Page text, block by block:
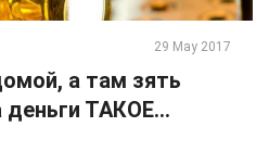
29 May 2017
а там зять
деньги ТАКОЕ…